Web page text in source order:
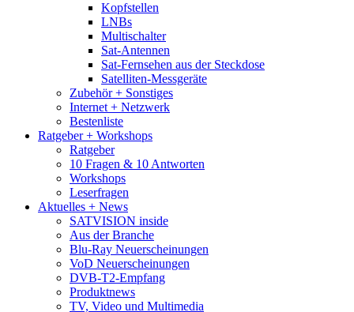
Kopfstellen
LNBs
Multischalter
Sat-Antennen
Sat-Fernsehen aus der Steckdose
Satelliten-Messgeräte
Zubehör + Sonstiges
Internet + Netzwerk
Bestenliste
Ratgeber + Workshops
Ratgeber
10 Fragen & 10 Antworten
Workshops
Leserfragen
Aktuelles + News
SATVISION inside
Aus der Branche
Blu-Ray Neuerscheinungen
VoD Neuerscheinungen
DVB-T2-Empfang
Produktnews
TV, Video und Multimedia